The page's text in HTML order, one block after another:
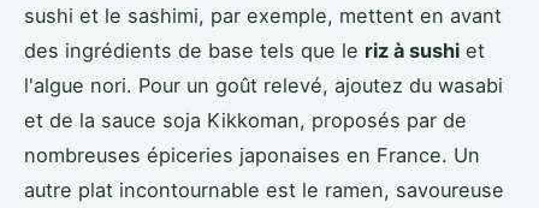
sushi et le sashimi, par exemple, mettent en avant
des ingrédients de base tels que le riz à sushi et
l'algue nori. Pour un goût relevé, ajoutez du wasabi
et de la sauce soja Kikkoman, proposés par de
nombreuses épiceries japonaises en France. Un
autre plat incontournable est le ramen, savoureuse